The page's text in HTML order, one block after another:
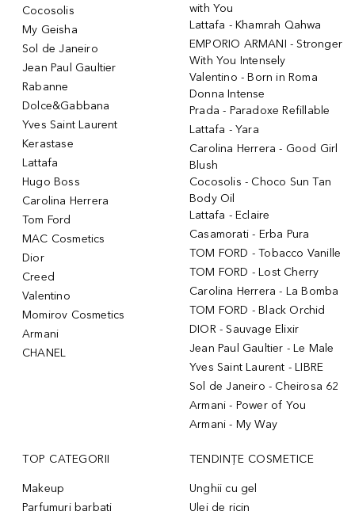
Cocosolis
My Geisha
Sol de Janeiro
Jean Paul Gaultier
Rabanne
Dolce&Gabbana
Yves Saint Laurent
Kerastase
Lattafa
Hugo Boss
Carolina Herrera
Tom Ford
MAC Cosmetics
Dior
Creed
Valentino
Momirov Cosmetics
Armani
CHANEL
with You
Lattafa - Khamrah Qahwa
EMPORIO ARMANI - Stronger
With You Intensely
Valentino - Born in Roma
Donna Intense
Prada - Paradoxe Refillable
Lattafa - Yara
Carolina Herrera - Good Girl
Blush
Cocosolis - Choco Sun Tan
Body Oil
Lattafa - Eclaire
Casamorati - Erba Pura
TOM FORD - Tobacco Vanille
TOM FORD - Lost Cherry
Carolina Herrera - La Bomba
TOM FORD - Black Orchid
DIOR - Sauvage Elixir
Jean Paul Gaultier - Le Male
Yves Saint Laurent - LIBRE
Sol de Janeiro - Cheirosa 62
Armani - Power of You
Armani - My Way
TOP CATEGORII
Makeup
Parfumuri barbati
TENDINȚE COSMETICE
Unghii cu gel
Ulei de ricin